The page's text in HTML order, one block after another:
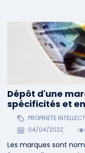
Dépôt d'une
spécificités et
PROPRIETE
04/04/2022
Les marques sont